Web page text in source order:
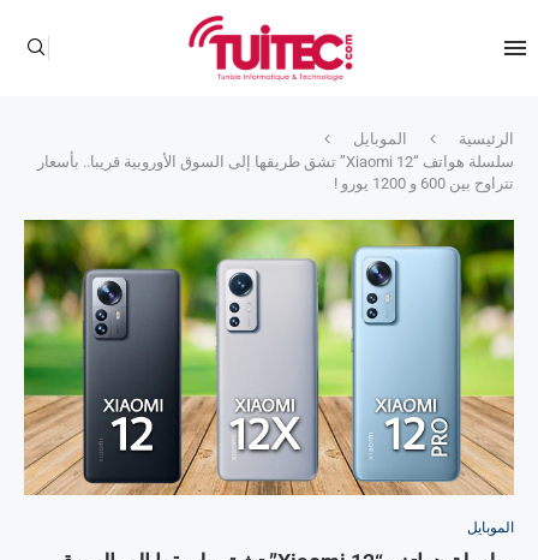
الرئيسية
الموبايل
سلسلة هواتف “Xiaomi 12” تشق طريقها إلى السوق الأوروبية قريبا.. بأسعار
تتراوح بين 600 و 1200 يورو !
الموبايل